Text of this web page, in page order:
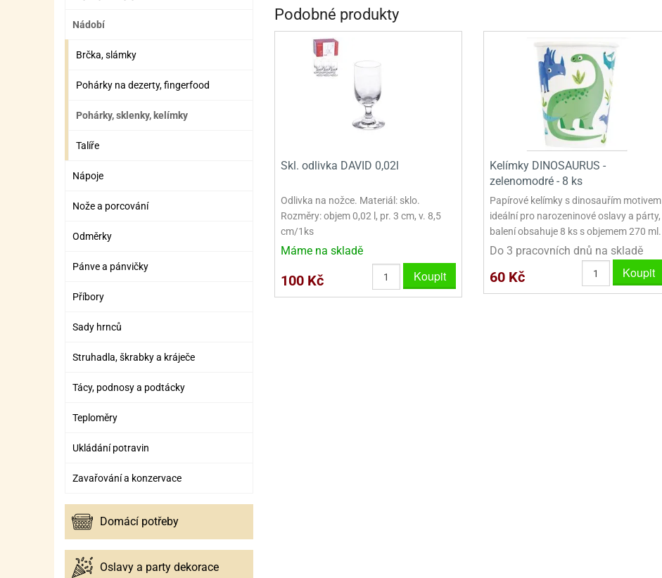
ŠLEHAČKY A SMETANY
ZMRZLINY
ŽELATINY
OSTATNÍ CUKRÁŘSKÉ SUROVINY
DRIP POLEVY
ŠLEHAČKY A SMETANYZTUŽOVAČE ŠLEHAČKY
ŽIVOČIŠNÉ ŠLEHAČKY
ZMRZLINY
OSTATNÍ CUKRÁŘSKÉ SUROVINY
JEDLÉ CHLADÍCÍ SPREJE
VYKRAJOVÁTKA - VELIKONOCE
VYKRAJOVÁTKA - ZVÍŘATA
VYKRAJOVÁTKA - ROSTLINY
VYKRAJOVÁTKA - DOPRAVA
VYKRAJOVÁTKA - BUDOVY
VYKRAJOVÁTKA - OSTATNÍ
SADY VYKRAJOVÁTEK - OSTATNÍ
SADY VYKRAJOVÁTEK - VÁNOCE
SADY VYKRAJOVÁTEK - VELIKONOCE
VYKLÁPĚCÍ FORMIČKY
Nádobí
Brčka, slámky
Pohárky na dezerty, fingerfood
Pohárky, sklenky, kelímky
Talíře
Nápoje
Nože a porcování
Odměrky
Pánve a pánvičky
Příbory
Sady hrnců
Struhadla, škrabky a kráječe
Tácy, podnosy a podtácky
Teploměry
Ukládání potravin
Zavařování a konzervace
Domácí potřeby
Oslavy a party dekorace
Podobné produkty
Skl. odlivka DAVID 0,02l
Odlivka na nožce. Materiál: sklo.
Rozměry: objem 0,02 l, pr. 3 cm, v. 8,5
cm/1ks
Máme na skladě
100 Kč Koupit
Kelímky DINOSAURUS -
zelenomodré - 8 ks
Papírové kelímky s dinosauřím motivem
ideální pro narozeninové oslavy a párty,
balení obsahuje 8 ks s objemem 270 ml.
Do 3 pracovních dnů na skladě
60 Kč Koupit